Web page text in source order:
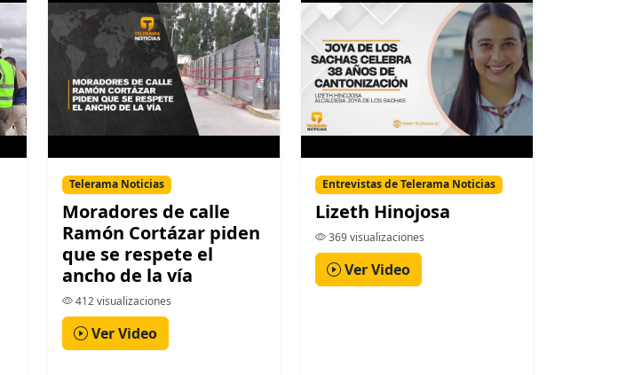
Telerama Noticias
Moradores de calle
Ramón Cortázar piden
que se respete el
ancho de la vía
412 visualizaciones
Ver Video
Entrevistas de Telerama Noticias
Lizeth Hinojosa
369 visualizaciones
Ver Video